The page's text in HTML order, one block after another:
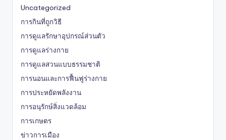
Uncategorized
การกินที่ถูกวิธี
การดูแลรักษาอุปกรณ์ส่วนตัว
การดูแลร่างกาย
การดูแลสวนแบบธรรมชาติ
การนอนและการฟื้นฟูร่างกาย
การประหยัดพลังงาน
การอนุรักษ์สิ่งแวดล้อม
การเกษตร
ข่าวการเมือง